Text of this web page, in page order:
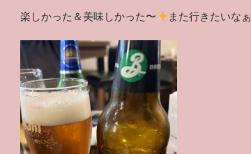
楽しかった＆美味しかった〜 また行きたいなぁ